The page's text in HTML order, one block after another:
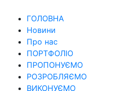
ГОЛОВНА
Новини
Про нас
ПОРТФОЛІО
ПРОПОНУЄМО
РОЗРОБЛЯЄМО
ВИКОНУЄМО